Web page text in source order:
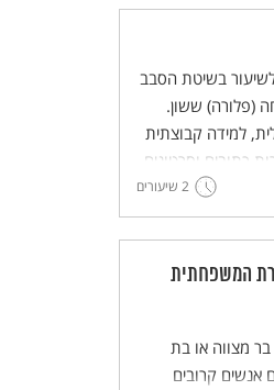
שיטות הוראה
עצמי של
פדגוגית לימודית
בשיטת הסבב
(פלורה) ששון.
למידה קבוצתית
כתובים וסרטונים.
שיטות הוראה
עצמי של
פדגוגית לימודית
2 שיעורים
המשפחתית
מצווה או בת
אנשים קרובים